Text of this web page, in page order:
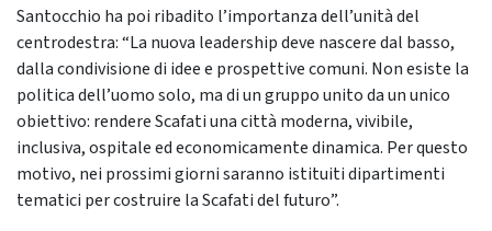
Santocchio ha poi ribadito l’importanza dell’unità del
centrodestra: “La nuova leadership deve nascere dal basso,
dalla condivisione di idee e prospettive comuni. Non esiste la
politica dell’uomo solo, ma di un gruppo unito da un unico
obiettivo: rendere Scafati una città moderna, vivibile,
inclusiva, ospitale ed economicamente dinamica. Per questo
motivo, nei prossimi giorni saranno istituiti dipartimenti
tematici per costruire la Scafati del futuro”.